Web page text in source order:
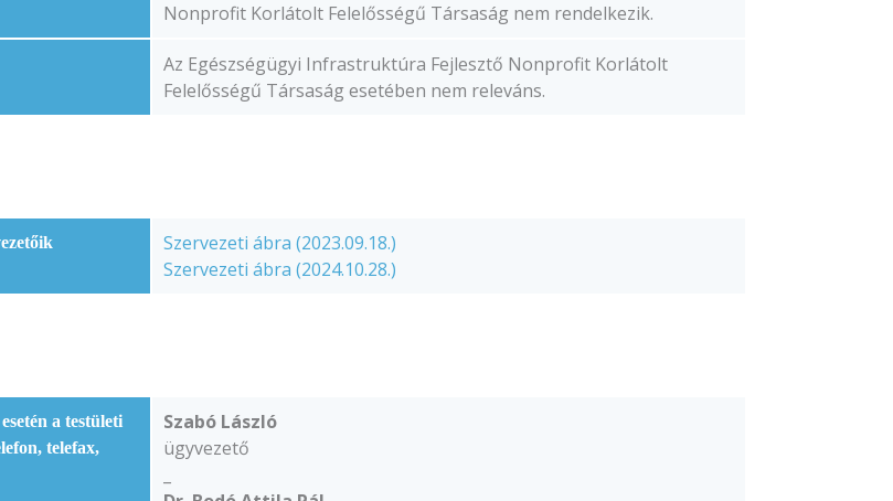
Nonprofit Korlátolt Felelősségű Társaság nem rendelkezik.
Az Egészségügyi Infrastruktúra Fejlesztő Nonprofit Korlátolt
Felelősségű Társaság esetében nem releváns.
Szervezeti ábra (2023.09.18.)
Szervezeti ábra (2024.10.28.)
a testületi
telefax,
Szabó László
ügyvezető